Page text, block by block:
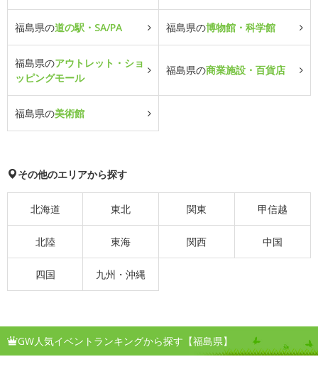
福島県の道の駅・SA/PA 福島県の博物館・科学館
福島県のアウトレット・ショ
ッピングモール
福島県の商業施設・百貨店
福島県の美術館
その他のエリアから探す
北海道 東北 関東 甲信越
北陸 東海 関西 中国
四国 九州・沖縄
GW人気イベントランキングから探す【福島県】